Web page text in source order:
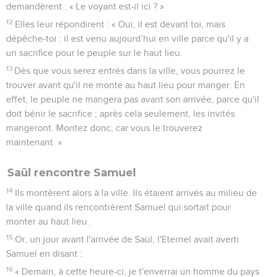
demandèrent : « Le voyant est-il ici ? »
12 Elles leur répondirent : « Oui, il est devant toi, mais
dépêche-toi : il est venu aujourd’hui en ville parce qu'il y a
un sacrifice pour le peuple sur le haut lieu.
13 Dès que vous serez entrés dans la ville, vous pourrez le
trouver avant qu'il ne monte au haut lieu pour manger. En
effet, le peuple ne mangera pas avant son arrivée, parce qu'il
doit bénir le sacrifice ; après cela seulement, les invités
mangeront. Montez donc, car vous le trouverez
maintenant. »
Saül rencontre Samuel
14 Ils montèrent alors à la ville. Ils étaient arrivés au milieu de
la ville quand ils rencontrèrent Samuel qui sortait pour
monter au haut lieu.
15 Or, un jour avant l'arrivée de Saül, l'Eternel avait averti
Samuel en disant :
16 « Demain, à cette heure-ci, je t'enverrai un homme du pays